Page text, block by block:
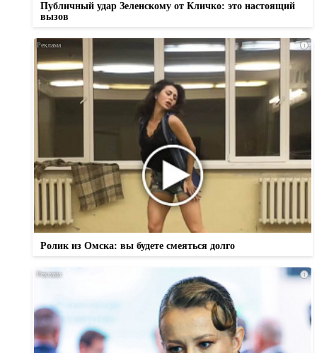
Публичный удар Зеленскому от Кличко: это настоящий
вызов
i
Ролик из Омска: вы будете смеяться долго
i